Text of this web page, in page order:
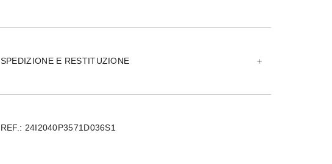
SPEDIZIONE E RESTITUZIONE
REF.: 24I2040P3571D036S1